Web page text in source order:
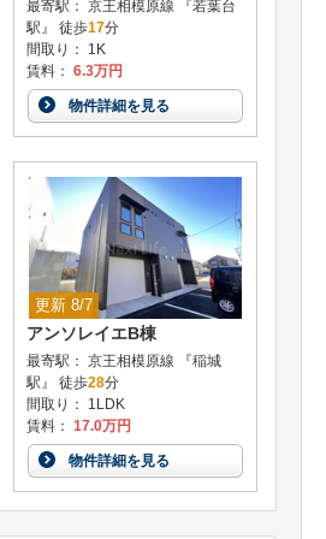
最寄駅： 京王相模原線 『若葉台
駅』 徒歩17分
間取り： 1K
賃料： 6.3万円
物件詳細を見る
更新 8/7
アンソレイエB棟
最寄駅： 京王相模原線 『稲城
駅』 徒歩28分
間取り： 1LDK
賃料： 17.0万円
物件詳細を見る